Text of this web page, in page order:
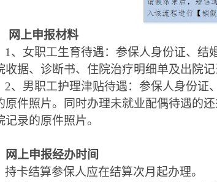
网上申报材料
1、女职工生育待遇：参保人身份证、结
收据、诊断书、住院治疗明细单及出院记
2、男职工护理津贴待遇：参保人身份证
原件照片。同时办理未就业配偶待遇的
记录的原件照片。
网上申报经办时间
持卡结算参保人应在结算次月起办理。